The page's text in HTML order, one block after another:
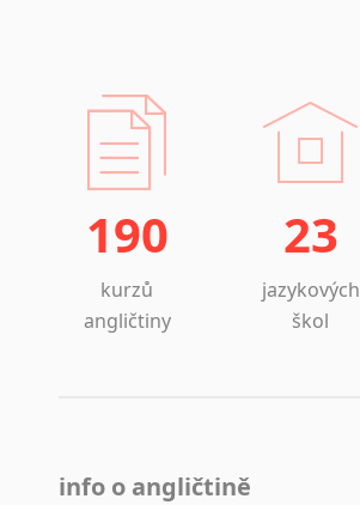
190
kurzů
angličtiny
23
jazykových
škol
info o angličtině